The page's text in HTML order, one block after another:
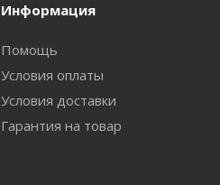
Информация
Помощь
Условия оплаты
Условия доставки
Гарантия на товар